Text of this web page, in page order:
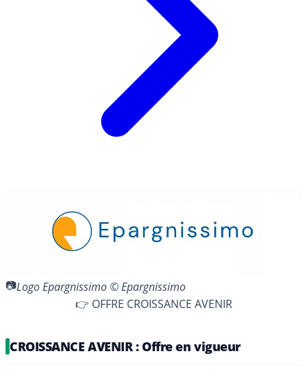
Logo Epargnissimo © Epargnissimo
👉 OFFRE CROISSANCE AVENIR
CROISSANCE AVENIR : Offre en vigueur